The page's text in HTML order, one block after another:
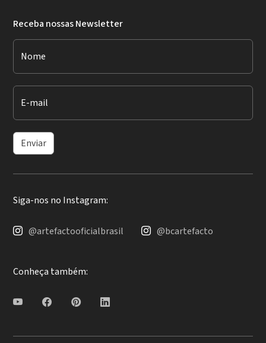
Receba nossas Newsletter
Nome
E-mail
Enviar
Siga-nos no Instagram:
@artefactooficialbrasil @bcartefacto
Conheça também: